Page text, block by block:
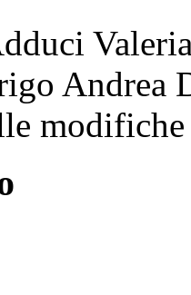
Andrea